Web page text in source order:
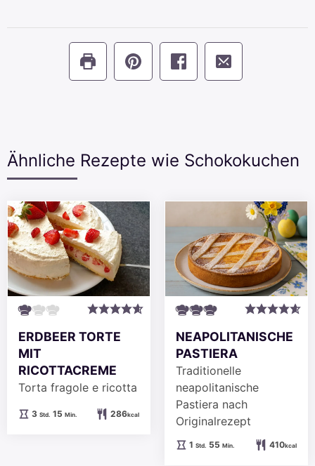
Ähnliche Rezepte wie Schokokuchen
ERDBEER TORTE
MIT
RICOTTACREME
Torta fragole e ricotta
3Stunden
Std. 15Minuten
Min. 286kcal
NEAPOLITANISCHE
PASTIERA
Traditionelle
neapolitanische
Pastiera nach
Originalrezept
1Stunde
Std. 55Minuten
Min. 410kcal